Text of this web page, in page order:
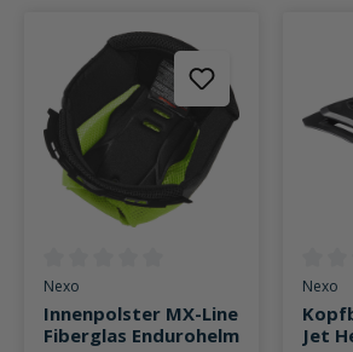
Durchschnittliche Bewertung von 0 von
Nexo
Innenpolster MX-Line
Fiberglas Endurohelm
Nexo
Jet